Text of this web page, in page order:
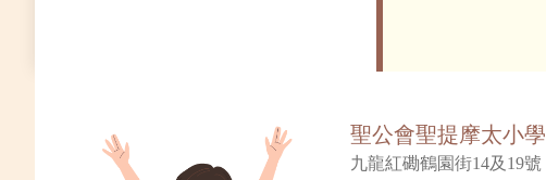
聖公會聖提摩太小學
九龍紅磡鶴園街14及19號